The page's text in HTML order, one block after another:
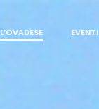
L’OVADESE EVENTI